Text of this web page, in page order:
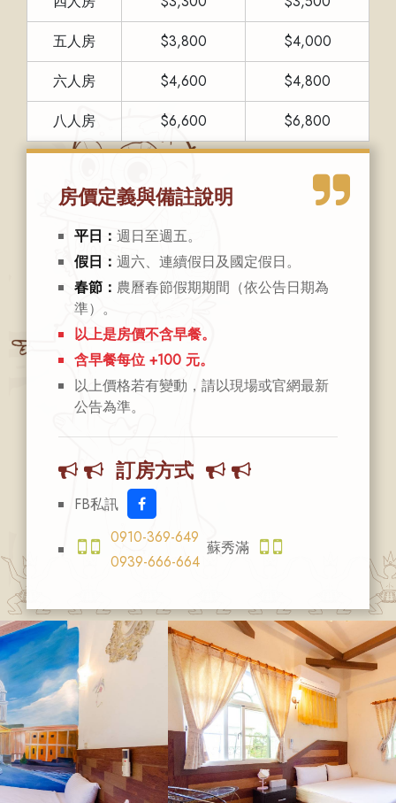
五人房
$3,800
$4,000
六人房
$4,600
$4,800
八人房
$6,600 $6,800
房價定義與備註說明
平日： 週日至週五。
假日： 週六、連續假日及國定假日。
春節： 農曆春節假期期間（依公告日期為
準）。
以上是房價不含早餐。
含早餐每位 +100 元。
以上價格若有變動，請以現場或官網最新
公告為準。
訂房方式
FB私訊
0910-369-649
0939-666-664
蘇秀滿